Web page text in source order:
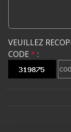
VEUILLEZ
CODE * :